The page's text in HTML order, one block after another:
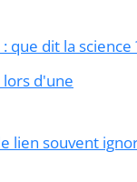
que dit la science
d'une
lien souvent